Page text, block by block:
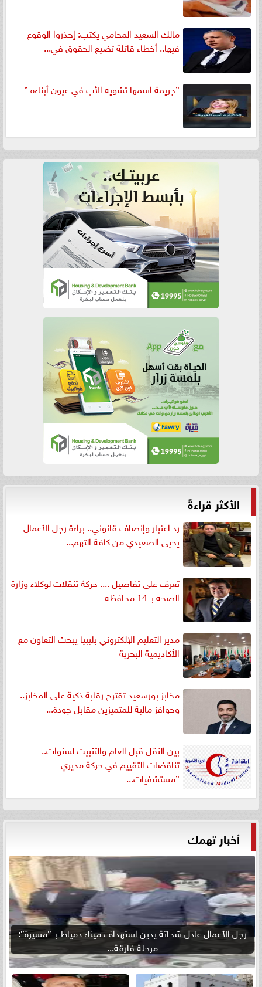
مالك السعيد المحامي يكتب: إحذروا الوقوع
فيها.. أخطاء قاتلة تضيع الحقوق في...
”جريمة اسمها تشويه الأب في عيون أبناءه ”
الأكثر قراءةً
رد اعتبار وإنصاف قانوني.. براءة رجل الأعمال
يحيى الصعيدي من كافة التهم...
تعرف على تفاصيل .... حركة تنقلات لوكلاء وزارة
الصحه بـ 14 محافظه
مدير التعليم الإلكتروني بليبيا يبحث التعاون مع
الأكاديمية البحرية
مخابز بورسعيد تقترح رقابة ذكية على المخابز..
وحوافز مالية للمتميزين مقابل جودة...
بين النقل قبل العام والتثبيت لسنوات..
تناقضات التقييم في حركة مديري
”مستشفيات...
أخبار تهمك
رجل الأعمال عادل شحاتة يدين استهداف ميناء دمياط بـ ”مسيرة”:
مرحلة فارقة...